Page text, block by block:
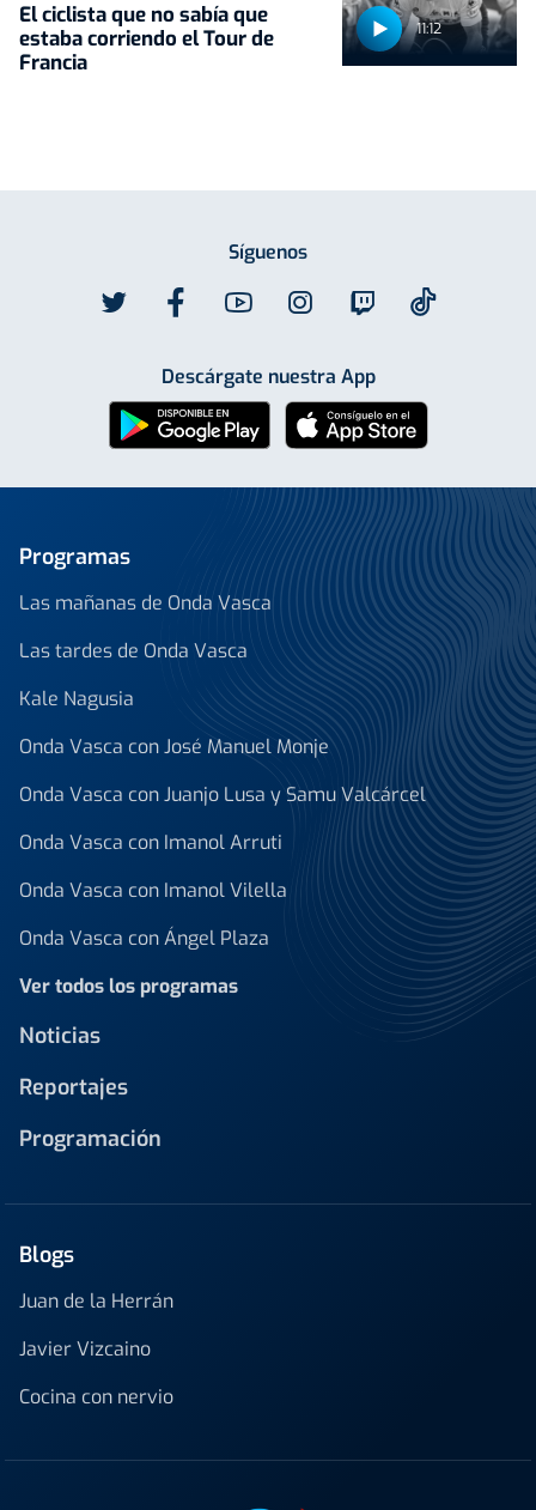
11:12
El ciclista que no sabía que
estaba corriendo el Tour de
Francia
Síguenos
Descárgate nuestra App
Programas
Las mañanas de Onda Vasca
Las tardes de Onda Vasca
Kale Nagusia
Onda Vasca con José Manuel Monje
Onda Vasca con Juanjo Lusa y Samu Valcárcel
Onda Vasca con Imanol Arruti
Onda Vasca con Imanol Vilella
Onda Vasca con Ángel Plaza
Ver todos los programas
Noticias
Reportajes
Programación
Blogs
Juan de la Herrán
Javier Vizcaino
Cocina con nervio